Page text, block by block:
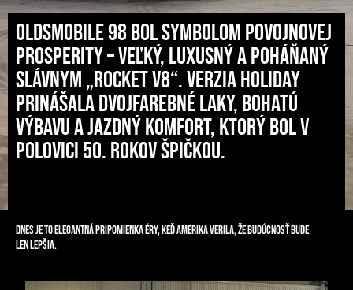
Oldsmobile 98 bol symbolom povojnovej
prosperity – veľký, luxusný a poháňaný
slávnym „Rocket V8“. Verzia Holiday
prinášala dvojfarebné laky, bohatú
výbavu a jazdný komfort, ktorý bol v
polovici 50. rokov špičkou.
Dnes je to elegantná pripomienka éry, keď Amerika verila, že budúcnosť bude
len lepšia.